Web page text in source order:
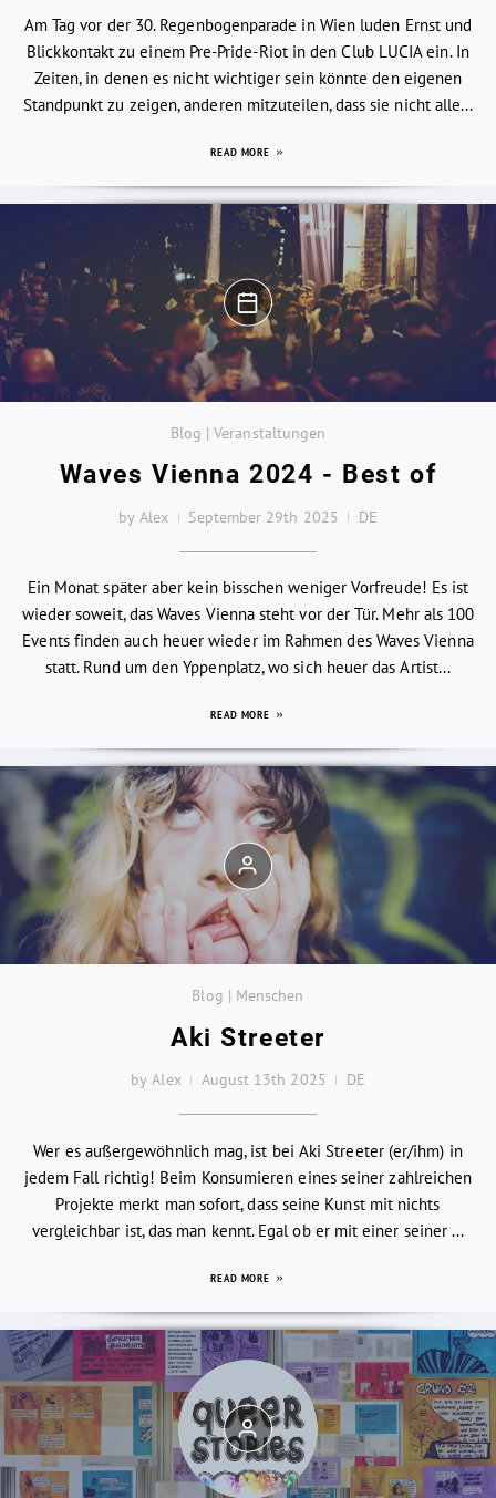
Am Tag vor der 30. Regenbogenparade in Wien luden Ernst und
Blickkontakt zu einem Pre-Pride-Riot in den Club LUCIA ein. In
Zeiten, in denen es nicht wichtiger sein könnte den eigenen
Standpunkt zu zeigen, anderen mitzuteilen, dass sie nicht alle...
READ MORE
Blog | Veranstaltungen
Waves Vienna 2024 - Best of
by Alex September 29th 2025 DE
Ein Monat später aber kein bisschen weniger Vorfreude! Es ist
wieder soweit, das Waves Vienna steht vor der Tür. Mehr als 100
Events finden auch heuer wieder im Rahmen des Waves Vienna
statt. Rund um den Yppenplatz, wo sich heuer das Artist...
READ MORE
Blog | Menschen
Aki Streeter
by Alex August 13th 2025 DE
Wer es außergewöhnlich mag, ist bei Aki Streeter (er/ihm) in
jedem Fall richtig! Beim Konsumieren eines seiner zahlreichen
Projekte merkt man sofort, dass seine Kunst mit nichts
vergleichbar ist, das man kennt. Egal ob er mit einer seiner ...
READ MORE